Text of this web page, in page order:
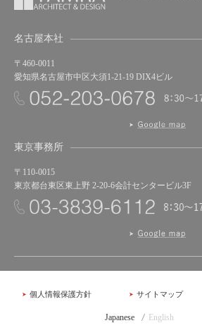
名古屋本社
〒460-0011
愛知県名古屋市中区大須1-21-19 DIX4ビル
東京事務所
〒110-0015
東京都台東区東上野 2-20-6会計センタービル3F
個人情報保護方針 サイトマップ
Japanese English